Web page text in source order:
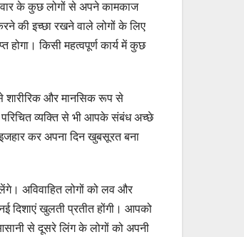
के कुछ लोगों से अपने कामकाज
की इच्छा रखने वाले लोगों के लिए
किसी महत्वपूर्ण कार्य में कुछ
शारीरिक और मानसिक रूप से
व्यक्ति से भी आपके संबंध अच्छे
कर अपना दिन खुबसूरत बना
अविवाहित लोगों को लव और
दिशाएं खुलती प्रतीत होंगी। आपको
से दूसरे लिंग के लोगों को अपनी